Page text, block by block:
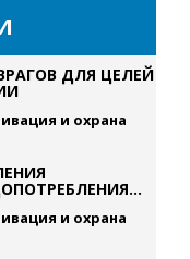
ДЛЯ ЦЕЛЕЙ
и охрана
и охрана